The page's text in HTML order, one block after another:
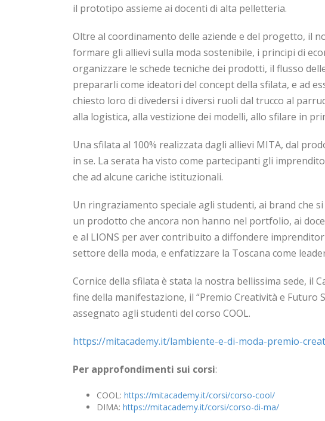
il prototipo assieme ai docenti di alta pelletteria.
Oltre al coordinamento delle aziende e del progetto, il
formare gli allievi sulla moda sostenibile, i principi di
organizzare le schede tecniche dei prodotti, il flusso
prepararli come ideatori del concept della sfilata, e ad
chiesto loro di divedersi i diversi ruoli dal trucco al
alla logistica, alla vestizione dei modelli, allo sfilare in
Una sfilata al 100% realizzata dagli allievi MITA, dal
in se. La serata ha visto come partecipanti gli
che ad alcune cariche istituzionali.
Un ringraziamento speciale agli studenti, ai brand che
un prodotto che ancora non hanno nel portfolio, ai
e al LIONS per aver contribuito a diffondere
settore della moda, e enfatizzare la Toscana come
Cornice della sfilata è stata la nostra bellissima sede, il
fine della manifestazione, il “Premio Creatività e Futuro
assegnato agli studenti del corso COOL.
https://mitacademy.it/lambiente-e-di-moda-premio-
Per approfondimenti sui corsi:
COOL: https://mitacademy.it/corsi/corso-cool/
DIMA: https://mitacademy.it/corsi/corso-di-ma/